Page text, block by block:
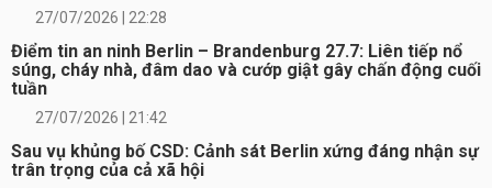
27/07/2026 | 22:28
Điểm tin an ninh Berlin – Brandenburg 27.7: Liên tiếp nổ
súng, cháy nhà, đâm dao và cướp giật gây chấn động cuối
tuần
27/07/2026 | 21:42
Sau vụ khủng bố CSD: Cảnh sát Berlin xứng đáng nhận sự
trân trọng của cả xã hội